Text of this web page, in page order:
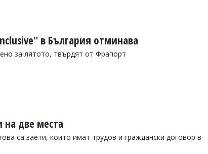
в България отминава
за лятото, твърдят от Фрапорт
на две места
са заети, които имат трудов и граждански договор в